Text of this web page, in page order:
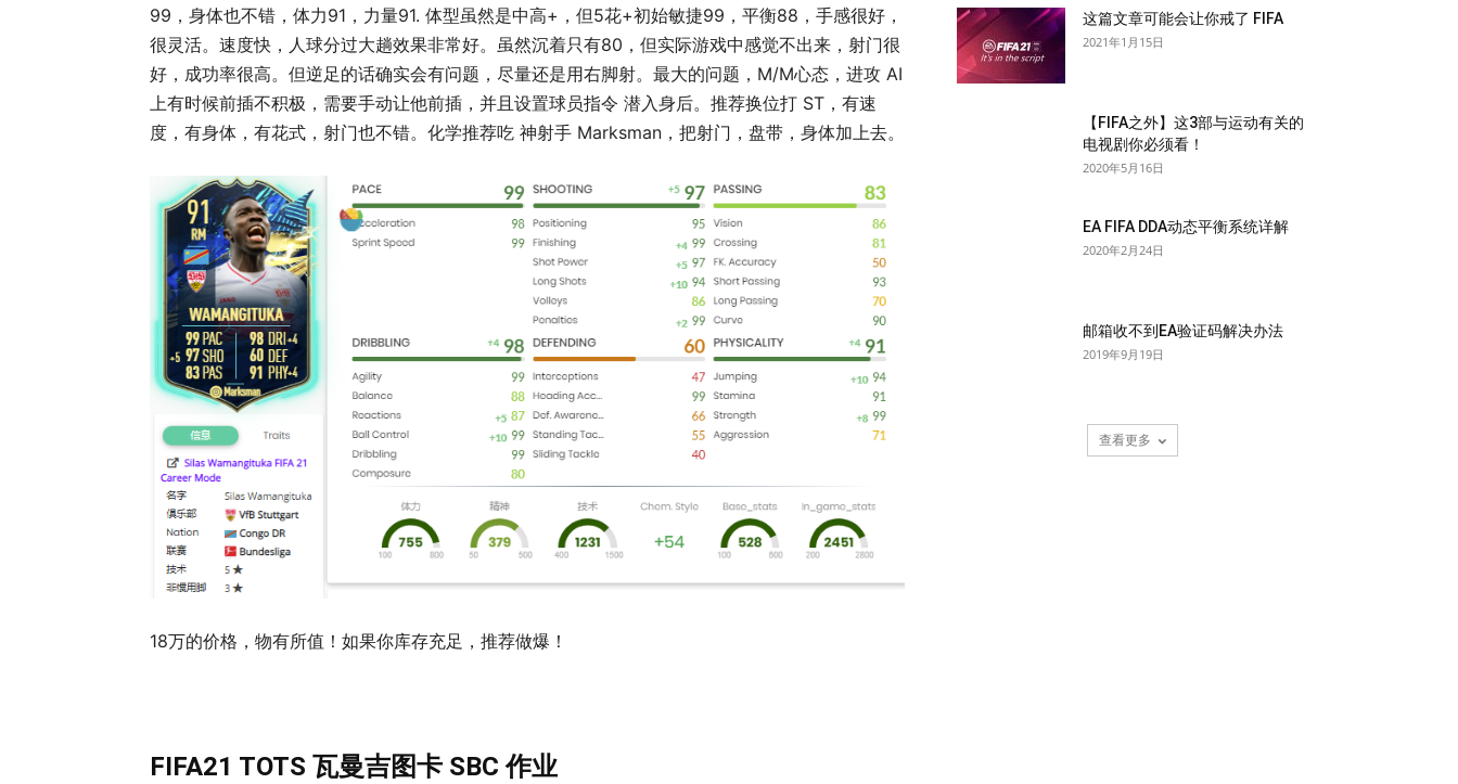
99，身体也不错，体力91，力量91. 体型虽然是中高+，但5花+初始敏捷99，平衡88，手感很好，
很灵活。速度快，人球分过大趟效果非常好。虽然沉着只有80，但实际游戏中感觉不出来，射门很
好，成功率很高。但逆足的话确实会有问题，尽量还是用右脚射。最大的问题，M/M心态，进攻 AI
上有时候前插不积极，需要手动让他前插，并且设置球员指令 潜入身后。推荐换位打 ST，有速
度，有身体，有花式，射门也不错。化学推荐吃 神射手 Marksman，把射门，盘带，身体加上去。
18万的价格，物有所值！如果你库存充足，推荐做爆！
FIFA21 TOTS 瓦曼吉图卡 SBC 作业
这篇文章可能会让你戒了 FIFA
2021年1月15日
【FIFA之外】这3部与运动有关的
电视剧你必须看！
2020年5月16日
EA FIFA DDA动态平衡系统详解
2020年2月24日
邮箱收不到EA验证码解决办法
2019年9月19日
查看更多